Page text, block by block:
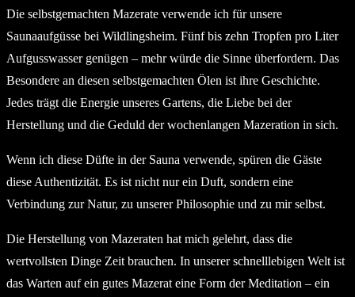
Die selbstgemachten Mazerate verwende ich für unsere
Saunaaufgüsse bei Wildlingsheim. Fünf bis zehn Tropfen pro Liter
Aufgusswasser genügen – mehr würde die Sinne überfordern. Das
Besondere an diesen selbstgemachten Ölen ist ihre Geschichte.
Jedes trägt die Energie unseres Gartens, die Liebe bei der
Herstellung und die Geduld der wochenlangen Mazeration in sich.
Wenn ich diese Düfte in der Sauna verwende, spüren die Gäste
diese Authentizität. Es ist nicht nur ein Duft, sondern eine
Verbindung zur Natur, zu unserer Philosophie und zu mir selbst.
Die Herstellung von Mazeraten hat mich gelehrt, dass die
wertvollsten Dinge Zeit brauchen. In unserer schnelllebigen Welt ist
das Warten auf ein gutes Mazerat eine Form der Meditation – ein